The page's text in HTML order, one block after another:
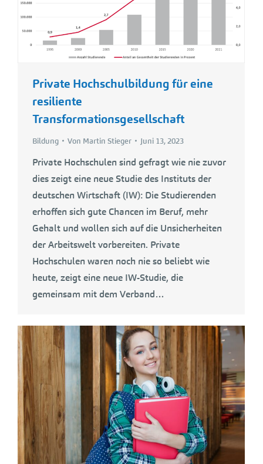
Private Hochschulbildung für eine
resiliente
Transformationsgesellschaft
Bildung Von Martin Stieger Juni 13, 2023
Private Hochschulen sind gefragt wie nie zuvor
dies zeigt eine neue Studie des Instituts der
deutschen Wirtschaft (IW): Die Studierenden
erhoffen sich gute Chancen im Beruf, mehr
Gehalt und wollen sich auf die Unsicherheiten
der Arbeitswelt vorbereiten. Private
Hochschulen waren noch nie so beliebt wie
heute, zeigt eine neue IW-Studie, die
gemeinsam mit dem Verband…